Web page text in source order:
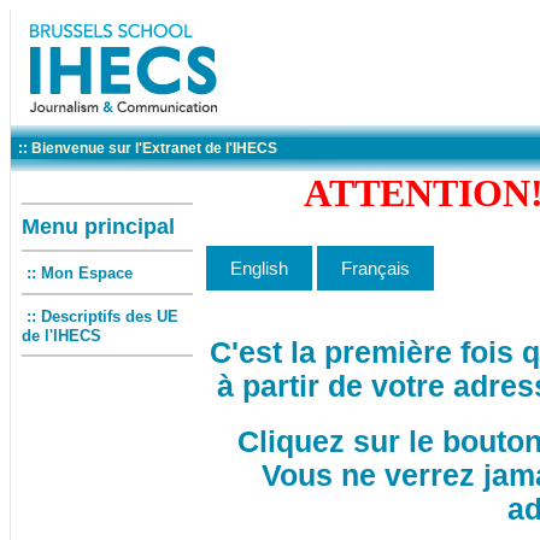
:: Bienvenue sur l'Extranet de l'IHECS
Menu principal
:: Mon Espace
:: Descriptifs des UE
de l'IHECS
C'est la première fois
à partir de votre
Cliquez sur le
Vous ne verrez